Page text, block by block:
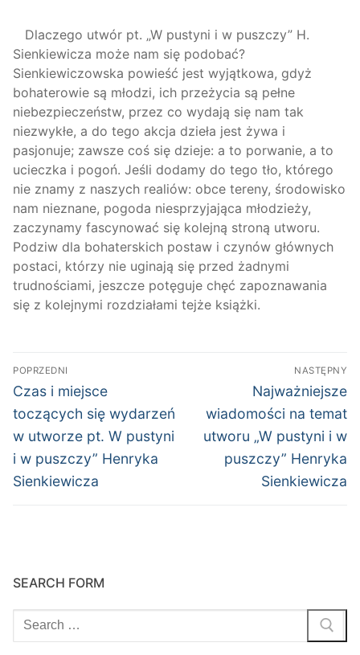
Dlaczego utwór pt. „W pustyni i w puszczy” H.
Sienkiewicza może nam się podobać?
Sienkiewiczowska powieść jest wyjątkowa, gdyż
bohaterowie są młodzi, ich przeżycia są pełne
niebezpieczeństw, przez co wydają się nam tak
niezwykłe, a do tego akcja dzieła jest żywa i
pasjonuje; zawsze coś się dzieje: a to porwanie, a to
ucieczka i pogoń. Jeśli dodamy do tego tło, którego
nie znamy z naszych realiów: obce tereny, środowisko
nam nieznane, pogoda niesprzyjająca młodzieży,
zaczynamy fascynować się kolejną stroną utworu.
Podziw dla bohaterskich postaw i czynów głównych
postaci, którzy nie uginają się przed żadnymi
trudnościami, jeszcze potęguje chęć zapoznawania
się z kolejnymi rozdziałami tejże książki.
Nawigacja
wpisu
POPRZEDNI
Poprzedni
wpis:
Czas i miejsce
toczących się wydarzeń
w utworze pt. W pustyni
i w puszczy” Henryka
Sienkiewicza
NASTĘPNY
Następny
wpis:
Najważniejsze
wiadomości na temat
utworu „W pustyni i w
puszczy” Henryka
Sienkiewicza
SEARCH FORM
Szukaj: